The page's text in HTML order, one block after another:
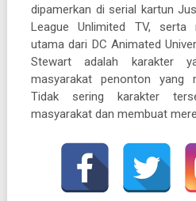
dipamerkan di serial kartun
League Unlimited TV, serta
utama dari DC Animated
Stewart adalah karakter
masyarakat penonton yang
Tidak sering karakter
masyarakat dan membuat